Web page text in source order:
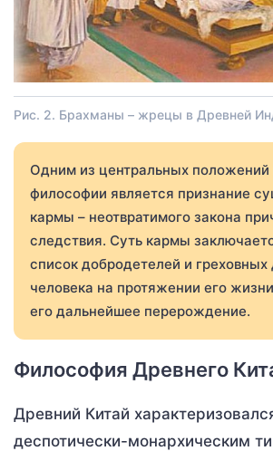
Рис. 2. Брахманы – жрецы в Древней
Одним из центральных положений
философии является признание
кармы – неотвратимого закона
следствия. Суть кармы
список добродетелей и греховных
человека на протяжении его
его дальнейшее перерождение.
Философия Древнего
Древний Китай
деспотически-монархическим